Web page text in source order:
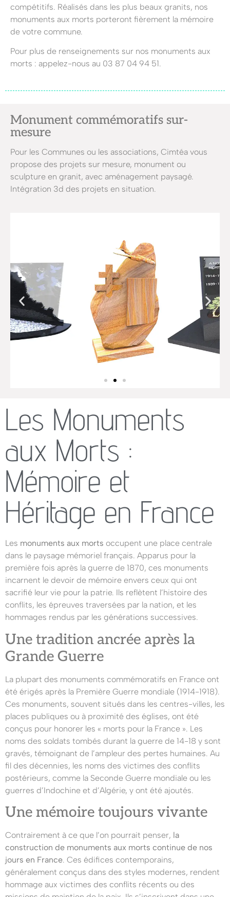
compétitifs. Réalisés dans les plus beaux granits, nos
monuments aux morts porteront fièrement la mémoire
de votre commune.
Pour plus de renseignements sur nos monuments aux
morts : appelez-nous au 03 87 04 94 51.
Monument commémoratifs sur-
mesure
Pour les Communes ou les associations, Cimtéa vous
propose des projets sur mesure, monument ou
sculpture en granit, avec aménagement paysagé.
Intégration 3d des projets en situation.
Les Monuments
aux Morts :
Mémoire et
Héritage en France
Les monuments aux morts occupent une place centrale
dans le paysage mémoriel français. Apparus pour la
première fois après la guerre de 1870, ces monuments
incarnent le devoir de mémoire envers ceux qui ont
sacrifié leur vie pour la patrie. Ils reflètent l’histoire des
conflits, les épreuves traversées par la nation, et les
hommages rendus par les générations successives.
Une tradition ancrée après la
Grande Guerre
La plupart des monuments commémoratifs en France ont
été érigés après la Première Guerre mondiale (1914-1918).
Ces monuments, souvent situés dans les centres-villes, les
places publiques ou à proximité des églises, ont été
conçus pour honorer les « morts pour la France ». Les
noms des soldats tombés durant la guerre de 14-18 y sont
gravés, témoignant de l’ampleur des pertes humaines. Au
fil des décennies, les noms des victimes des conflits
postérieurs, comme la Seconde Guerre mondiale ou les
guerres d’Indochine et d’Algérie, y ont été ajoutés.
Une mémoire toujours vivante
Contrairement à ce que l’on pourrait penser, la
construction de monuments aux morts continue de nos
jours en France. Ces édifices contemporains,
généralement conçus dans des styles modernes, rendent
hommage aux victimes des conflits récents ou des